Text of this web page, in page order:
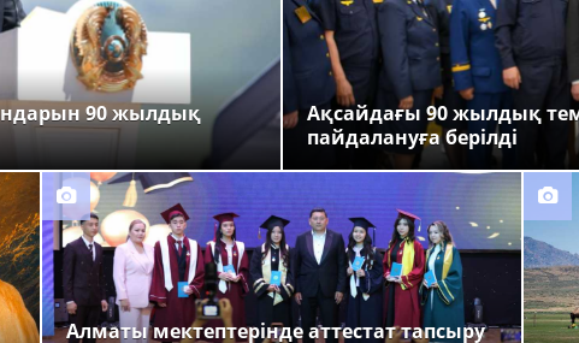
90 жылдық
Ақсайдағы 90 жылдық
пайдалануға берілді
Алматы мектептерінде аттестат тапсыру